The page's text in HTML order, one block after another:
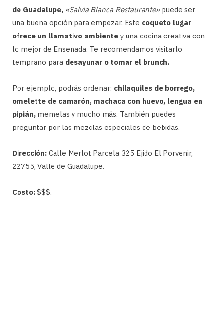
de Guadalupe, «Salvia Blanca Restaurante»puede ser
una buena opción para empezar. Este coqueto lugar
ofrece un llamativo ambiente y una cocina creativa con
lo mejor de Ensenada. Te recomendamos visitarlo
temprano para desayunar o tomar el brunch.
Por ejemplo, podrás ordenar: chilaquiles de borrego,
omelette de camarón, machaca con huevo, lengua en
pipián, memelas y mucho más. También puedes
preguntar por las mezclas especiales de bebidas.
Dirección: Calle Merlot Parcela 325 Ejido El Porvenir,
22755, Valle de Guadalupe.
Costo: $$$.